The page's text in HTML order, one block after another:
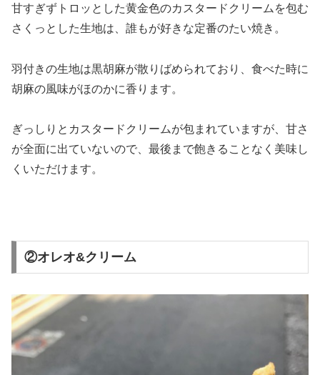
甘すぎずトロッとした黄金色のカスタードクリームを包む
さくっとした生地は、誰もが好きな定番のたい焼き。
羽付きの生地は黒胡麻が散りばめられており、食べた時に
胡麻の風味がほのかに香ります。
ぎっしりとカスタードクリームが包まれていますが、甘さ
が全面に出ていないので、最後まで飽きることなく美味し
くいただけます。
②オレオ&クリーム